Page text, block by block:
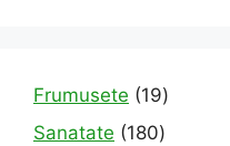
Frumusete 1919
products
Sanatate 180180